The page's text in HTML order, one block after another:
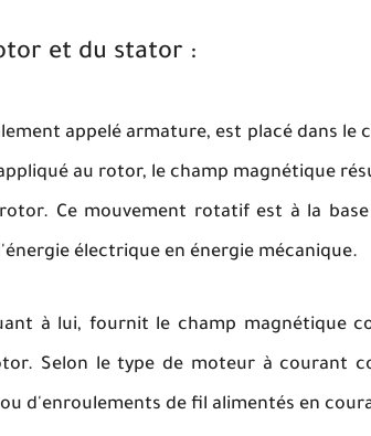
et du stator :
appelé armature, est placé dans
au rotor, le champ magnétique
Ce mouvement rotatif est à la
électrique en énergie mécanique.
à lui, fournit le champ magnétique
Selon le type de moteur à courant
d'enroulements de fil alimentés en